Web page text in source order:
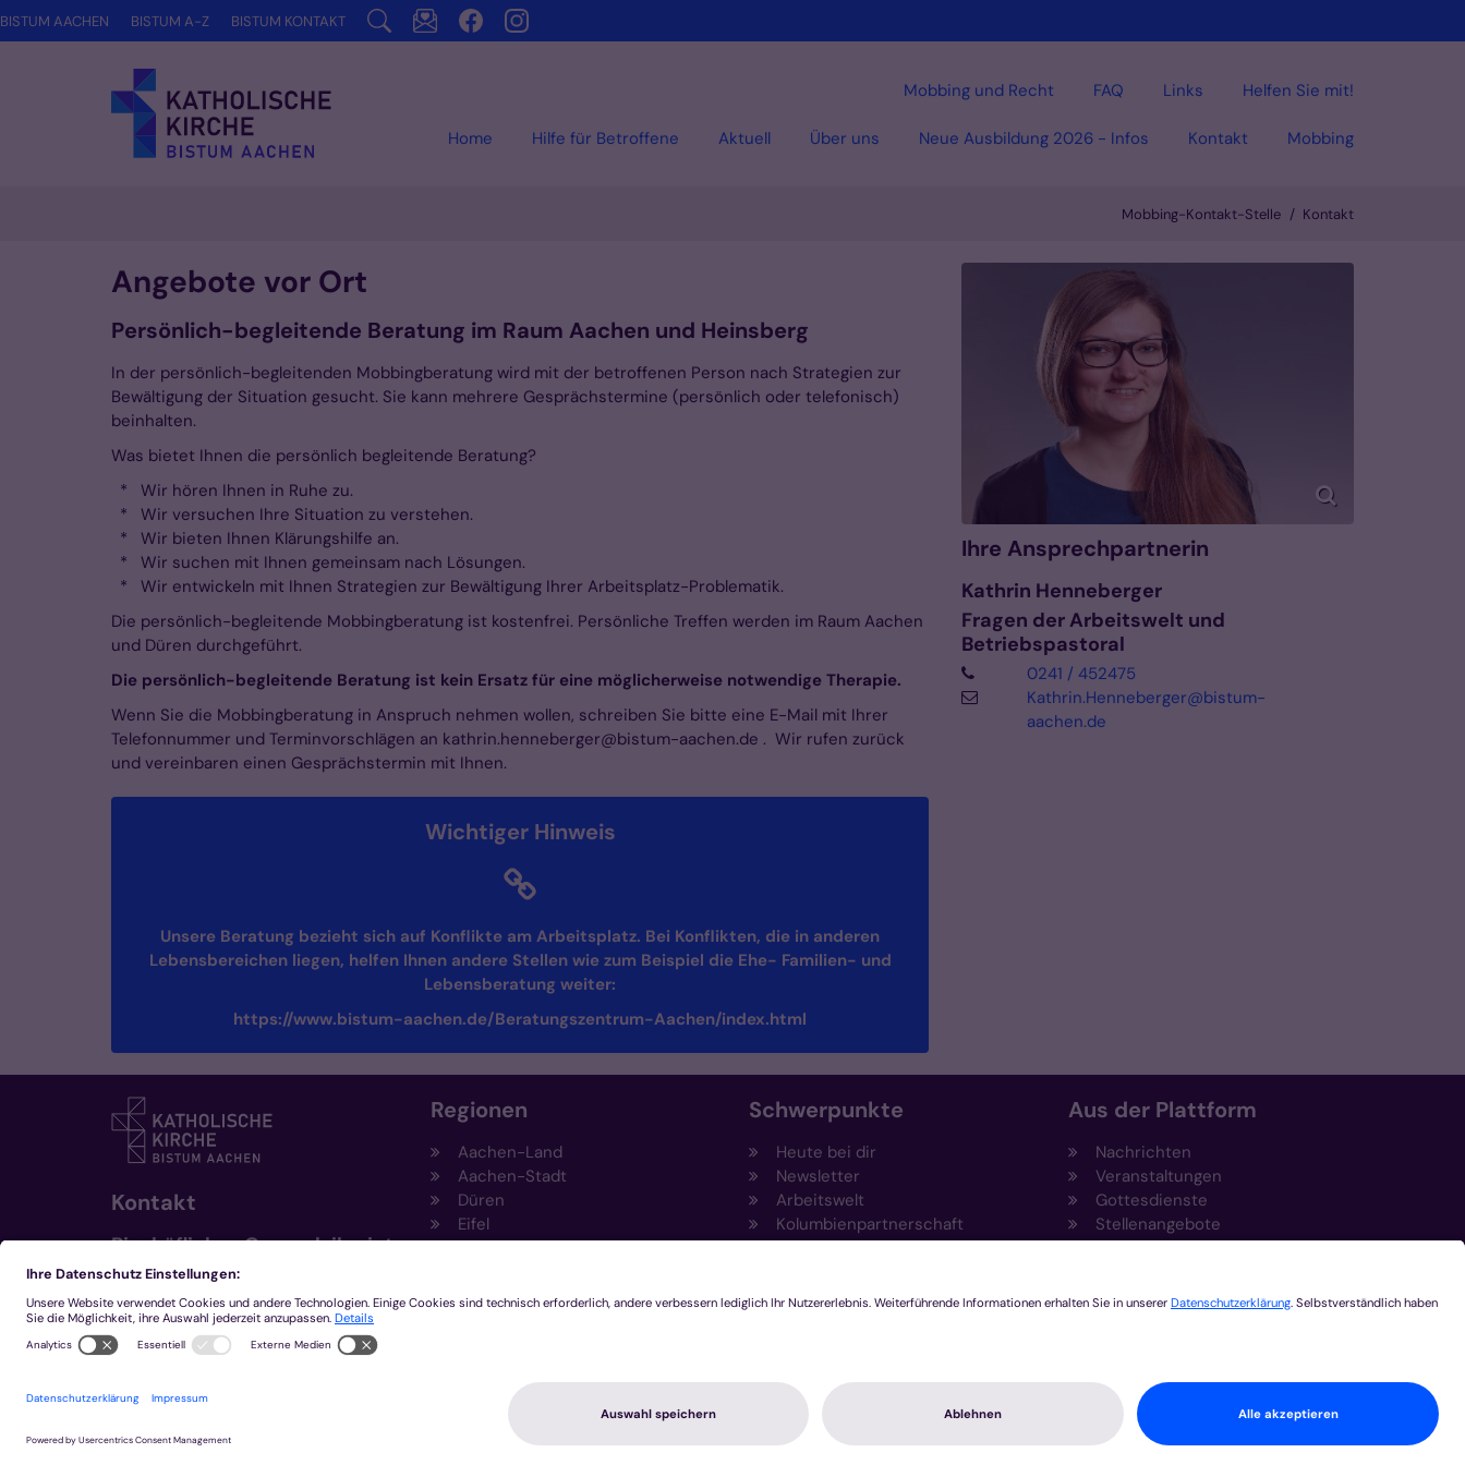
Zum Inhalt springen
Home Hilfe für Betroffene Aktuell Über uns Neue Ausbildung 2026 - Infos Kontakt Mobbing
Mobbing und Recht FAQ Links Helfen Sie mit!
BISTUM AACHEN BISTUM A-Z BISTUM KONTAKT
Mobbing-Kontakt-Stelle Kontakt
Angebote vor Ort
Persönlich-begleitende Beratung im Raum Aachen und Heinsberg
In der persönlich-begleitenden Mobbingberatung wird mit der betroffenen Person nach Strategien zur
Bewältigung der Situation gesucht. Sie kann mehrere Gesprächstermine (persönlich oder telefonisch)
beinhalten.
Was bietet Ihnen die persönlich begleitende Beratung?
* Wir hören Ihnen in Ruhe zu.
* Wir versuchen Ihre Situation zu verstehen.
* Wir bieten Ihnen Klärungshilfe an.
* Wir suchen mit Ihnen gemeinsam nach Lösungen.
* Wir entwickeln mit Ihnen Strategien zur Bewältigung Ihrer Arbeitsplatz-Problematik.
Die persönlich-begleitende Mobbingberatung ist kostenfrei. Persönliche Treffen werden im Raum Aachen
und Düren durchgeführt.
Die persönlich-begleitende Beratung ist kein Ersatz für eine möglicherweise notwendige Therapie.
Wenn Sie die Mobbingberatung in Anspruch nehmen wollen, schreiben Sie bitte eine E-Mail mit Ihrer
Telefonnummer und Terminvorschlägen an kathrin.henneberger@bistum-aachen.de . Wir rufen zurück
und vereinbaren einen Gesprächstermin mit Ihnen.
Wichtiger Hinweis
Unsere Beratung bezieht sich auf Konflikte am Arbeitsplatz. Bei Konflikten, die in anderen
Lebensbereichen liegen, helfen Ihnen andere Stellen wie zum Beispiel die Ehe- Familien- und
Lebensberatung weiter:
https://www.bistum-aachen.de/Beratungszentrum-Aachen/index.html
Ihre Ansprechpartnerin
Kathrin Henneberger
Fragen der Arbeitswelt und
Betriebspastoral
0241 / 452475
Kathrin.Henneberger@bistum-
aachen.de
Kontakt
Bischöfliches Generalvikariat
Aachen
+49 241 452-0
kommunikation@bistum-
aachen.de
Regionen
Aachen-Land
Aachen-Stadt
Düren
Eifel
Krefeld
Schwerpunkte
Heute bei dir
Newsletter
Arbeitswelt
Kolumbienpartnerschaft
Fundraising
Aus der Plattform
Nachrichten
Veranstaltungen
Gottesdienste
Stellenangebote
Rechtsdatenbank
2026 © Bistum Aachen Datenschutzerklärung